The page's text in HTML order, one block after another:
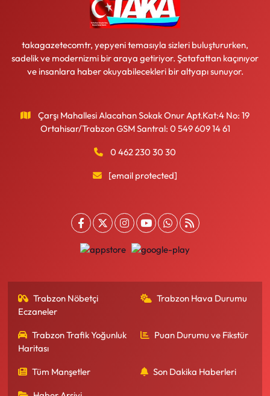
takagazetecomtr, yepyeni temasıyla sizleri buluştururken,
sadelik ve modernizmi bir araya getiriyor. Şatafattan kaçınıyor
ve insanlara haber okuyabilecekleri bir altyapı sunuyor.
Çarşı Mahallesi Alacahan Sokak Onur Apt.Kat:4 No: 19
Ortahisar/Trabzon GSM Santral: 0 549 609 14 61
0 462 230 30 30
[email protected]
Trabzon Nöbetçi
Eczaneler
Trabzon Hava Durumu
Trabzon Trafik Yoğunluk
Haritası
Puan Durumu ve Fikstür
Tüm Manşetler Son Dakika Haberleri